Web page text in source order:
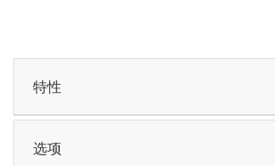
特性
选项